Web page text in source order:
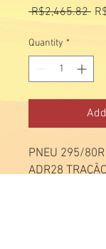
R$2,465.82
Quantity *
PNEU 295/
ADR28